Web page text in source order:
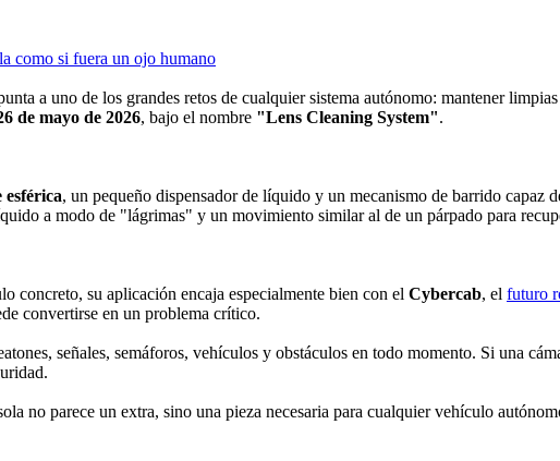
como si fuera un ojo humano
a uno de los grandes retos de cualquier sistema autónomo: mantener
de mayo de 2026, bajo el nombre "Lens Cleaning System".
esférica, un pequeño dispensador de líquido y un mecanismo de barrido capaz
a modo de "lágrimas" y un movimiento similar al de un párpado para
concreto, su aplicación encaja especialmente bien con el Cybercab, el futuro
convertirse en un problema crítico.
señales, semáforos, vehículos y obstáculos en todo momento. Si una
no parece un extra, sino una pieza necesaria para cualquier vehículo